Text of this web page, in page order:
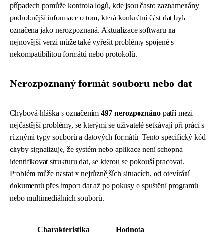
případech pomůže kontrola logů, kde jsou často zaznamenány
podrobnější informace o tom, která konkrétní část dat byla
označena jako nerozpoznaná. Aktualizace softwaru na
nejnovější verzi může také vyřešit problémy spojené s
nekompatibilitou formátů nebo protokolů.
Nerozpoznaný formát souboru nebo dat
Chybová hláška s označením 497 nerozpoznáno patří mezi
nejčastější problémy, se kterými se uživatelé setkávají při práci s
různými typy souborů a datových formátů. Tento specifický kód
chyby signalizuje, že systém nebo aplikace není schopna
identifikovat strukturu dat, se kterou se pokouší pracovat.
Problém může nastat v nejrůznějších situacích, od otevírání
dokumentů přes import dat až po pokusy o spuštění programů
nebo multimediálních souborů.
Charakteristika Hodnota